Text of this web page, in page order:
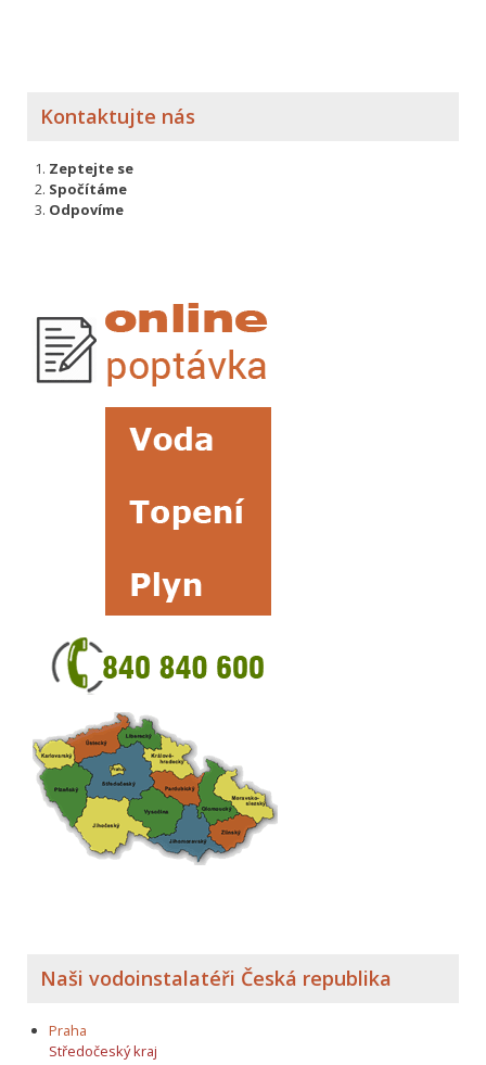
Kontaktujte nás
Zeptejte se
Spočítáme
Odpovíme
Naši vodoinstalatéři Česká republika
Praha
Středočeský kraj